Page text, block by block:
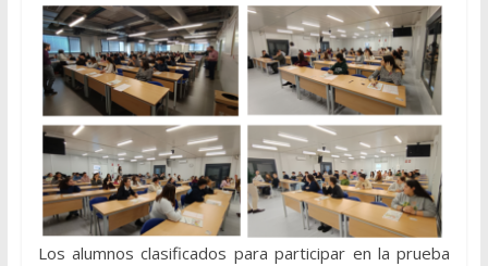
Los alumnos clasificados para participar en la prueba